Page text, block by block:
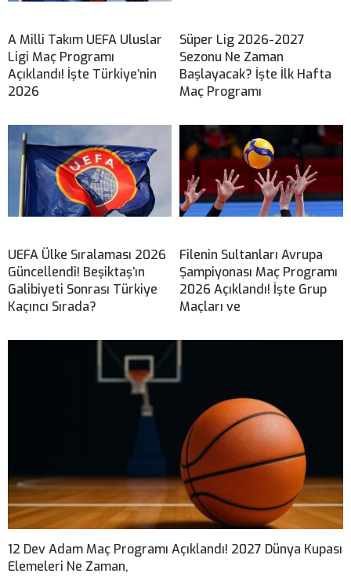
A Milli Takım UEFA Uluslar
Ligi Maç Programı
Açıklandı! İşte Türkiye’nin
2026
Süper Lig 2026-2027
Sezonu Ne Zaman
Başlayacak? İşte İlk Hafta
Maç Programı
UEFA Ülke Sıralaması 2026
Güncellendi! Beşiktaş’ın
Galibiyeti Sonrası Türkiye
Kaçıncı Sırada?
Filenin Sultanları Avrupa
Şampiyonası Maç Programı
2026 Açıklandı! İşte Grup
Maçları ve
12 Dev Adam Maç Programı Açıklandı! 2027 Dünya Kupası
Elemeleri Ne Zaman,